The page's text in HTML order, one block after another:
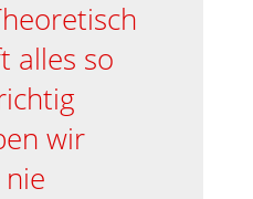
alles so
wir